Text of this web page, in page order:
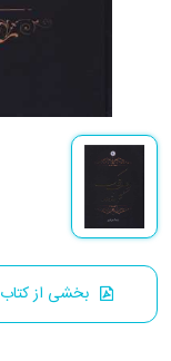
بخشی از کتاب